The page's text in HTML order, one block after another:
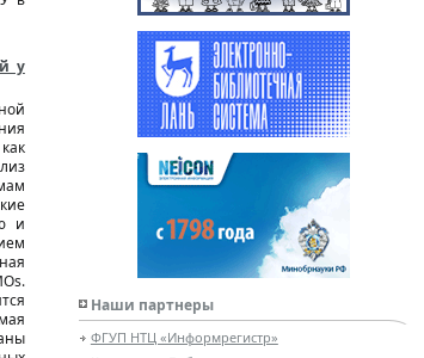
у
и
Наши партнеры
ФГУП НТЦ «Информрегистр»